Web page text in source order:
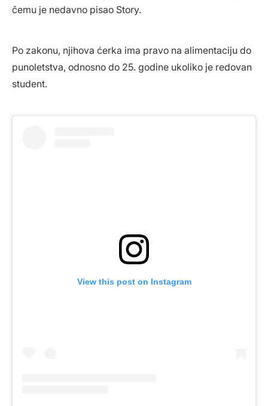
čemu je nedavno pisao Story.
Po zakonu, njihova ćerka ima pravo na alimentaciju do
punoletstva, odnosno do 25. godine ukoliko je redovan
student.
View this post on Instagram